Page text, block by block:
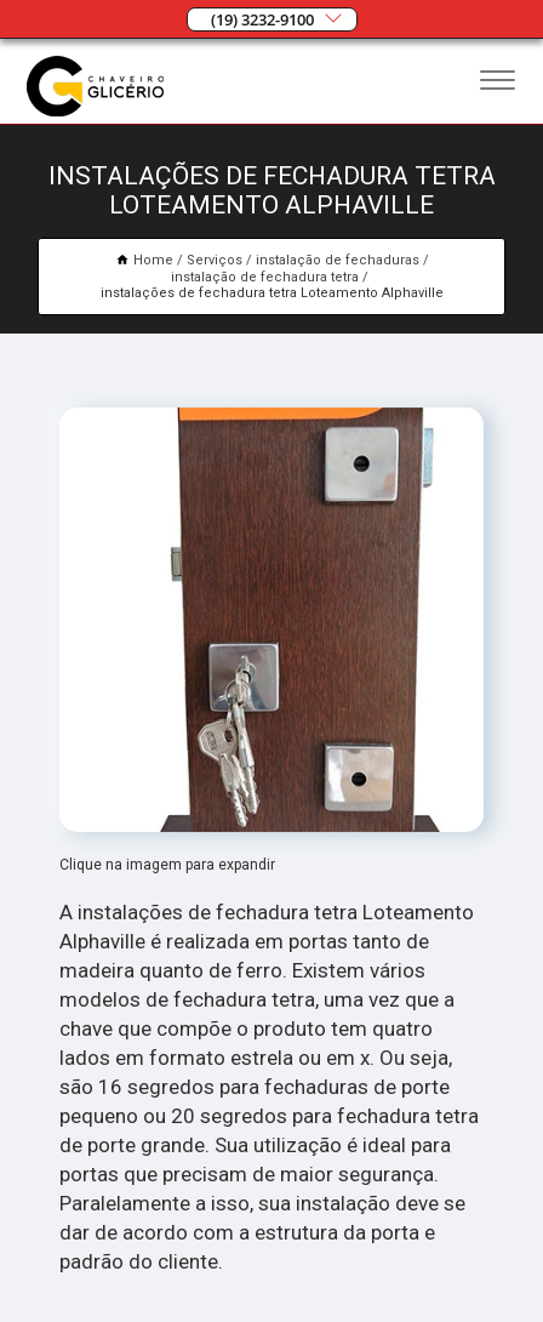
(19) 3232-9100
INSTALAÇÕES DE FECHADURA TETRA
LOTEAMENTO ALPHAVILLE
Home Serviços
instalação de fechaduras
instalação de fechadura tetra
instalações de fechadura tetra Loteamento Alphaville
Clique na imagem para expandir
A instalações de fechadura tetra Loteamento
Alphaville é realizada em portas tanto de
madeira quanto de ferro. Existem vários
modelos de fechadura tetra, uma vez que a
chave que compõe o produto tem quatro
lados em formato estrela ou em x. Ou seja,
são 16 segredos para fechaduras de porte
pequeno ou 20 segredos para fechadura tetra
de porte grande. Sua utilização é ideal para
portas que precisam de maior segurança.
Paralelamente a isso, sua instalação deve se
dar de acordo com a estrutura da porta e
padrão do cliente.